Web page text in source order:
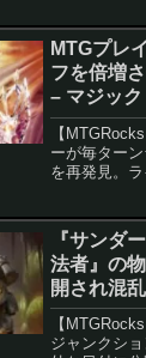
騰Secr...
MTGプレ
フを倍増
– マジッ
【
ーが毎ター
を再発見。
な派手な効
構築の楽しみ
『サンダ
法者』の
開され混
ック：ザ
【
ジャンクシ